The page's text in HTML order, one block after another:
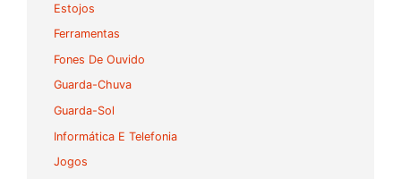
Estojos
Ferramentas
Fones De Ouvido
Guarda-Chuva
Guarda-Sol
Informática E Telefonia
Jogos